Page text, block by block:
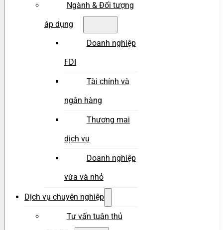
Ngành & Đối tượng
áp dụng
Doanh nghiệp
FDI
Tài chính và
ngân hàng
Thương mai
dịch vụ
Doanh nghiệp
vừa và nhỏ
Dịch vụ chuyên nghiệp
Tư vấn tuân thủ